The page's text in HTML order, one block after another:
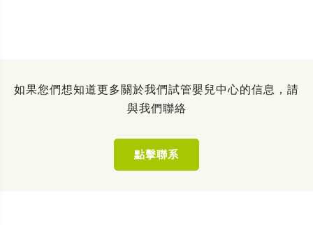
如果您們想知道更多關於我們試管嬰兒中心的信息，請
與我們聯絡
點擊聯系